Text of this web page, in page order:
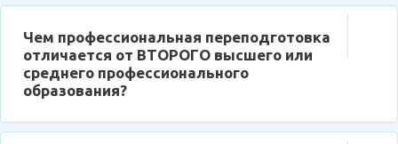
Чем профессиональная переподготовка
отличается от ВТОРОГО высшего или
среднего профессионального
образования?